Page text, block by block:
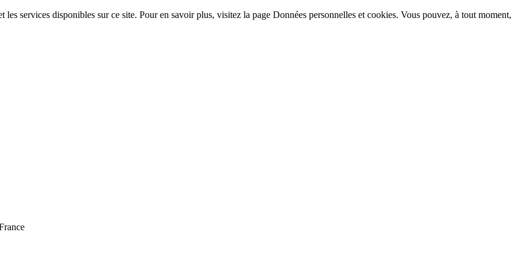
services disponibles sur ce site. Pour en savoir plus, visitez la page Données personnelles et cookies. Vous pouvez, à tout moment,